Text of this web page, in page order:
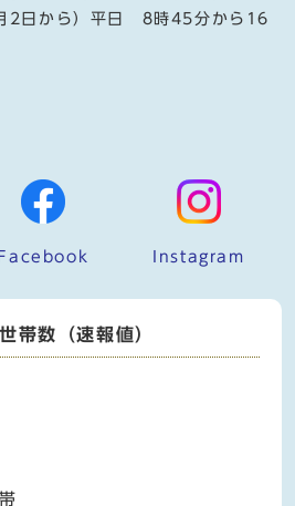
2日から）平日 8時45分から16
Facebook Instagram
帯数（速報値）